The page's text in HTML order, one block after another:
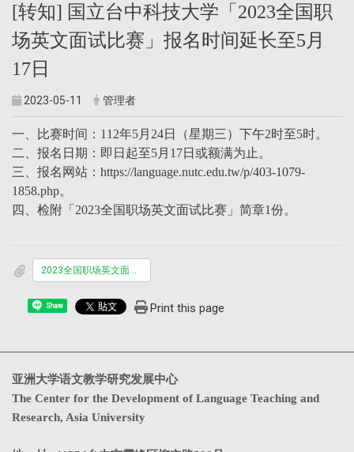
[转知] 国立台中科技大学「2023全国职
场英文面试比赛」报名时间延长至5月
17日
2023-05-11 管理者
一、比赛时间：112年5月24日（星期三）下午2时至5时。
二、报名日期：即日起至5月17日或额满为止。
三、报名网站：https://language.nutc.edu.tw/p/403-1079-
1858.php。
四、检附「2023全国职场英文面试比赛」简章1份。
2023全国职场英文面试比赛简章.pdf
Share Print this page
亚洲大学语文教学研究发展中心
The Center for the Development of Language Teaching and
Research, Asia University